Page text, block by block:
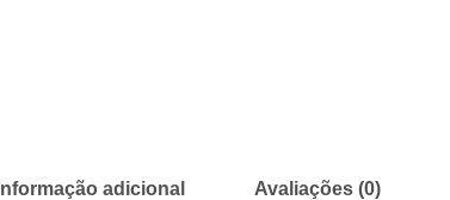
Informação adicional Avaliações (0)